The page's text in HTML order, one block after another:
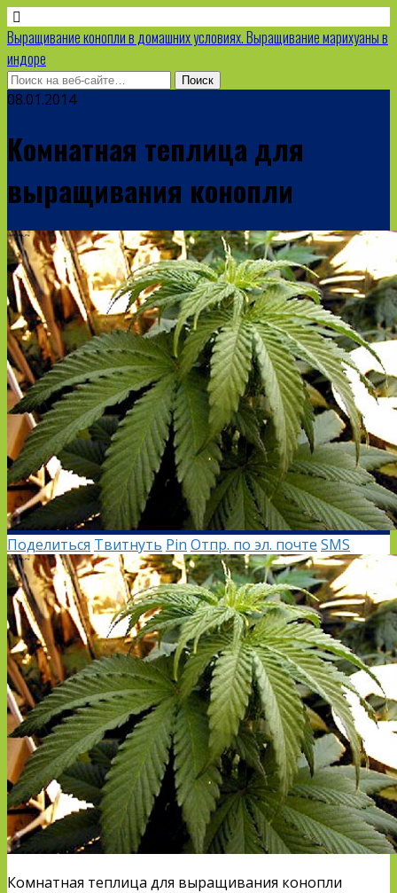
Выращивание конопли в домашних условиях. Выращивание марихуаны в
индоре
08.01.2014
Комнатная теплица для
выращивания конопли
Поделиться Твитнуть Pin Отпр. по эл. почте SMS
Комнатная теплица для выращивания конопли